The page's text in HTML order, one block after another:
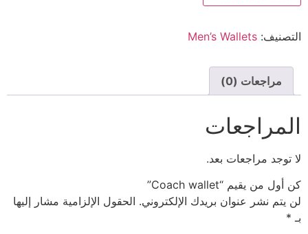
التصنيف: Men’s Wallets
مراجعات (0)
المراجعات
لا توجد مراجعات بعد.
كن أول من يقيم “Coach wallet”
لن يتم نشر عنوان بريدك الإلكتروني. الحقول الإلزامية مشار إليها
بـ *